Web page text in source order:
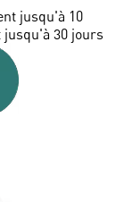
jusqu'à 10
30 jours